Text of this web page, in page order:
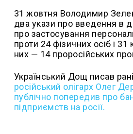
31 жовтня Володимир
два укази про введення в
про застосування
проти 24 фізичних осіб і 31
них — 14 проросійських
Український Дощ писав
російський олігарх Олег
публічно попередив про
підприємств на росії.